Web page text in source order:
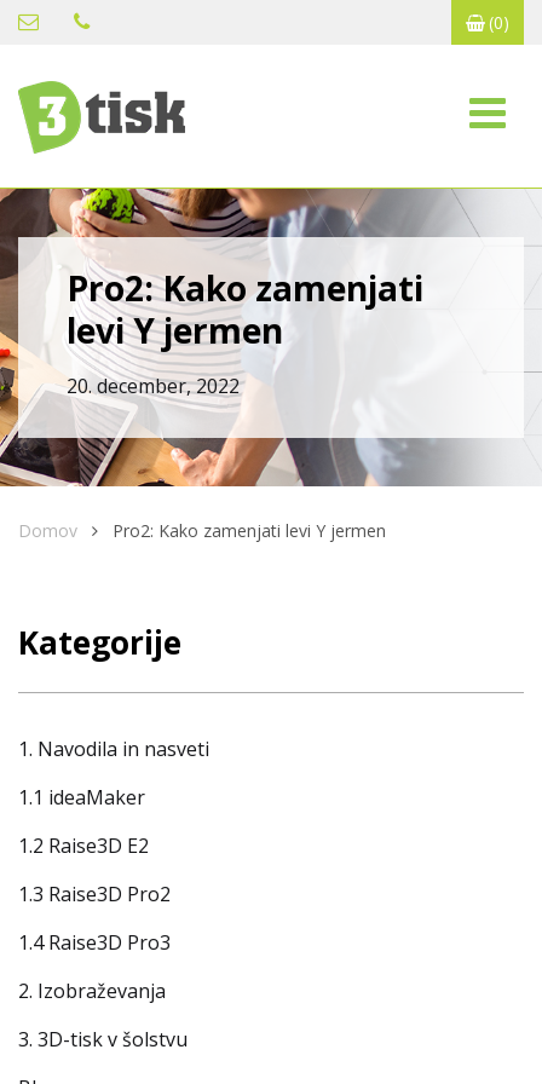
(0)
Pro2: Kako zamenjati
levi Y jermen
20. december, 2022
Domov Pro2: Kako zamenjati levi Y jermen
Kategorije
1. Navodila in nasveti
1.1 ideaMaker
1.2 Raise3D E2
1.3 Raise3D Pro2
1.4 Raise3D Pro3
2. Izobraževanja
3. 3D-tisk v šolstvu